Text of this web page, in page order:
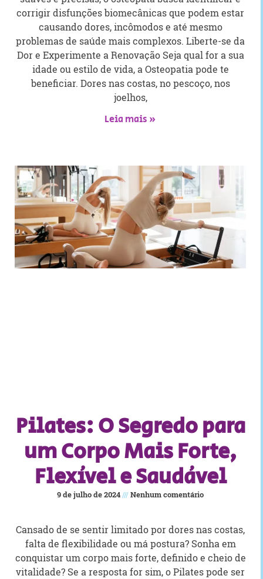
corrigir disfunções biomecânicas que podem estar
causando dores, incômodos e até mesmo
problemas de saúde mais complexos. Liberte-se da
Dor e Experimente a Renovação Seja qual for a sua
idade ou estilo de vida, a Osteopatia pode te
beneficiar. Dores nas costas, no pescoço, nos
joelhos,
Leia mais »
Pilates: O Segredo para
um Corpo Mais Forte,
Flexível e Saudável
9 de julho de 2024 Nenhum comentário
Cansado de se sentir limitado por dores nas costas,
falta de flexibilidade ou má postura? Sonha em
conquistar um corpo mais forte, definido e cheio de
vitalidade? Se a resposta for sim, o Pilates pode ser